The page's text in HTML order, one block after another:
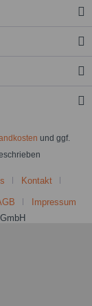
und ggf.
Kontakt
Impressum